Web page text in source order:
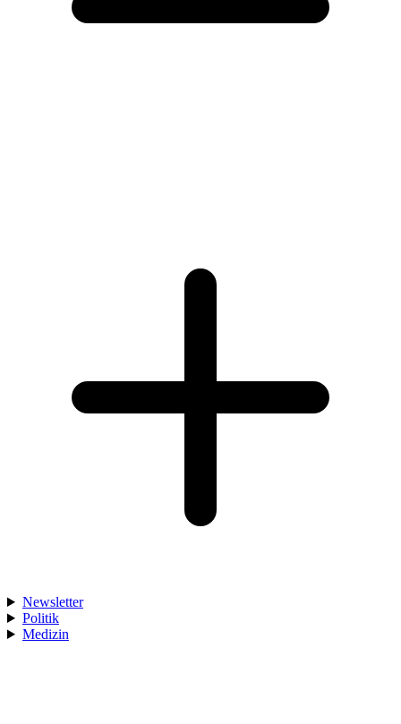
Newsletter
Politik
Medizin